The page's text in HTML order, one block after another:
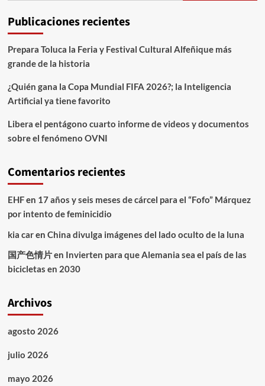
Publicaciones recientes
Prepara Toluca la Feria y Festival Cultural Alfeñique más
grande de la historia
¿Quién gana la Copa Mundial FIFA 2026?; la Inteligencia
Artificial ya tiene favorito
Libera el pentágono cuarto informe de videos y documentos
sobre el fenómeno OVNI
Comentarios recientes
EHFen 17 años y seis meses de cárcel para el “Fofo” Márquez
por intento de feminicidio
kia caren China divulga imágenes del lado oculto de la luna
国产色情片en Invierten para que Alemania sea el país de las
bicicletas en 2030
Archivos
agosto 2026
julio 2026
mayo 2026